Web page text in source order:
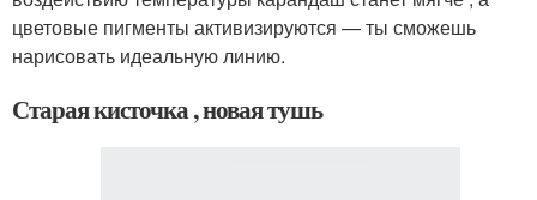
цветовые пигменты активизируются — ты сможешь
нарисовать идеальную линию.
Старая кисточка , новая тушь